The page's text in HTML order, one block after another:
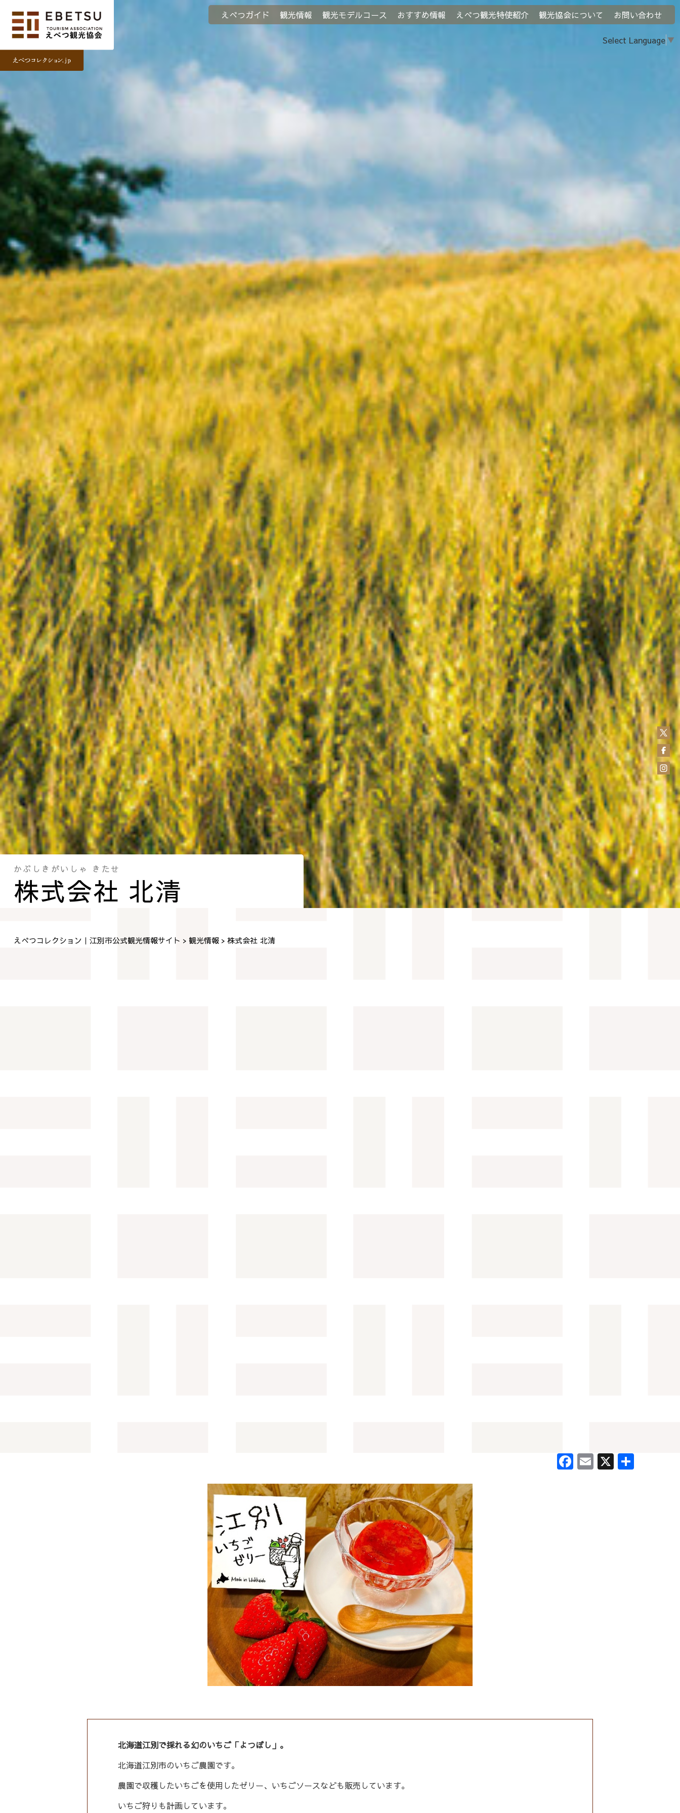
えべつガイド 観光情報 観光モデルコース おすすめ情報 えべつ観光特使紹介 観光協会について お問い合わせ
Select Language ▼
かぶしきがいしゃ きたせ
株式会社 北清
えべつコレクション｜江別市公式観光情報サイト > 観光情報> 株式会社 北清
Facebook
Email
X
北海道江別で採れる幻のいちご「よつぼし」。
北海道江別市のいちご農園です。
農園で収穫したいちごを使用したゼリー、いちごソースなども販売しています。
いちご狩りも計画しています。